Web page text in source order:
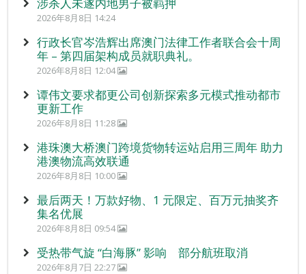
2026年8月8日 14:24
行政长官岑浩辉出席澳门法律工作者联合会十周
年 – 第四届架构成员就职典礼。
2026年8月8日 12:04
谭伟文要求都更公司创新探索多元模式推动都市
更新工作
2026年8月8日 11:28
港珠澳大桥澳门跨境货物转运站启用三周年 助力
港澳物流高效联通
2026年8月8日 10:00
最后两天！万款好物、1 元限定、百万元抽奖齐
集名优展
2026年8月8日 09:54
受热带气旋 “白海豚” 影响 部分航班取消
2026年8月7日 22:27